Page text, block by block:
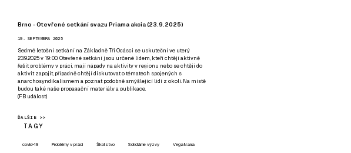
Brno - Otevřené setkání svazu Priama akcia (23.9.2025)
19. SEPTEMBRA 2025
Sedmé letošní setkání na Základně Tři Ocásci se uskuteční ve uterý
23.9.2025 v 19:00. Otevřené setkání jsou určené lidem, kteří chtějí aktivně
řešit problémy v práci, mají nápady na aktivity v regionu nebo se chtějí do
aktivit zapojit, případně chtějí diskutovat o tématech spojených s
anarchosyndikalismem a poznat podobně smýšlející lidi z okolí. Na místě
budou také naše propagační materiály a publikace.
(FB událost)
ĎALŠIE >>
TAGY
covid-19 Problémy v práci Školstvo Solidárne výzvy VegaNana